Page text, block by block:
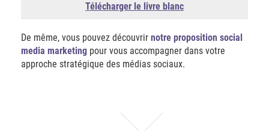
Télécharger le livre blanc
De même, vous pouvez découvrir notre proposition social
media marketing pour vous accompagner dans votre
approche stratégique des médias sociaux.